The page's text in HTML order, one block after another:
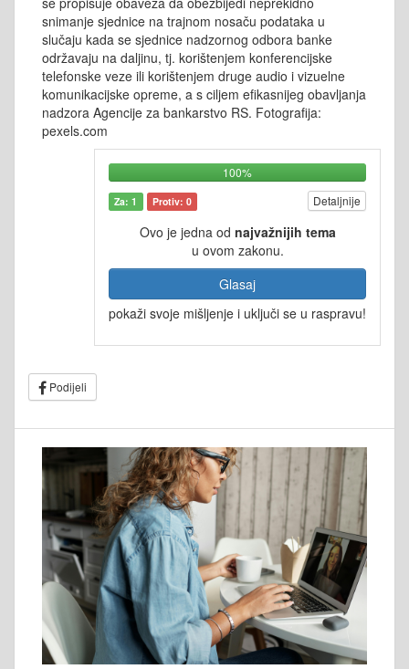
snimanje sjednice na trajnom nosaču podataka u
slučaju kada se sjednice nadzornog odbora banke
održavaju na daljinu, tj. korištenjem konferencijske
telefonske veze ili korištenjem druge audio i vizuelne
komunikacijske opreme, a s ciljem efikasnijeg obavljanja
nadzora Agencije za bankarstvo RS. Fotografija:
pexels.com
100%
Za: 1 Protiv: 0 Detaljnije
Ovo je jedna od najvažnijih tema
u ovom zakonu.
Glasaj
pokaži svoje mišljenje i uključi se u raspravu!
Podijeli